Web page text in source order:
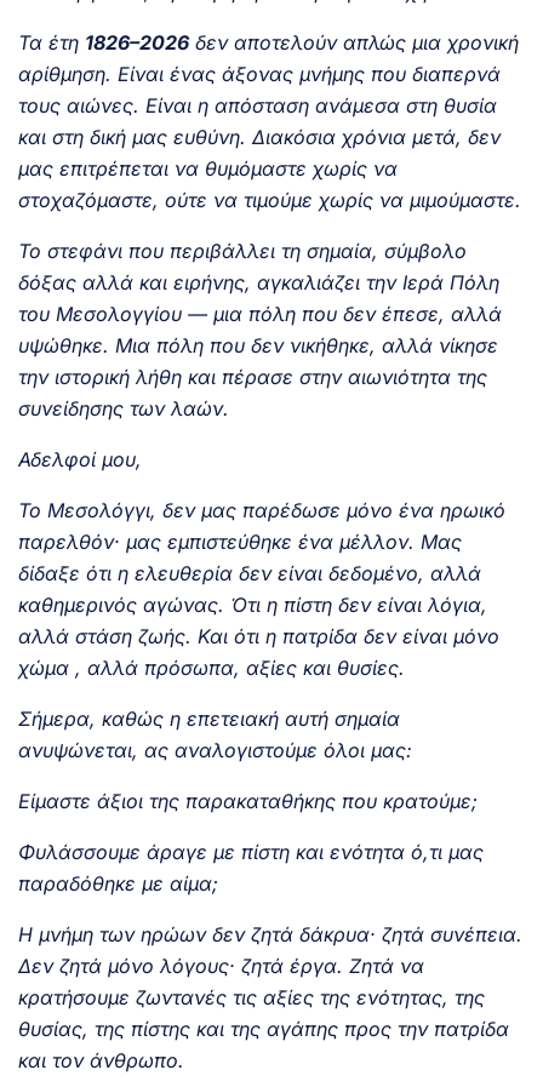
Τα έτη 1826–2026δεν αποτελούν απλώς μια χρονική
αρίθμηση. Είναι ένας άξονας μνήμης που διαπερνά
τους αιώνες. Είναι η απόσταση ανάμεσα στη θυσία
και στη δική μας ευθύνη. Διακόσια χρόνια μετά, δεν
μας επιτρέπεται να θυμόμαστε χωρίς να
στοχαζόμαστε, ούτε να τιμούμε χωρίς να μιμούμαστε.
Το στεφάνι που περιβάλλει τη σημαία, σύμβολο
δόξας αλλά και ειρήνης, αγκαλιάζει την Ιερά Πόλη
του Μεσολογγίου — μια πόλη που δεν έπεσε, αλλά
υψώθηκε. Μια πόλη που δεν νικήθηκε, αλλά νίκησε
την ιστορική λήθη και πέρασε στην αιωνιότητα της
συνείδησης των λαών.
Αδελφοί μου,
Το Μεσολόγγι, δεν μας παρέδωσε μόνο ένα ηρωικό
παρελθόν· μας εμπιστεύθηκε ένα μέλλον. Μας
δίδαξε ότι η ελευθερία δεν είναι δεδομένο, αλλά
καθημερινός αγώνας. Ότι η πίστη δεν είναι λόγια,
αλλά στάση ζωής. Και ότι η πατρίδα δεν είναι μόνο
χώμα , αλλά πρόσωπα, αξίες και θυσίες.
Σήμερα, καθώς η επετειακή αυτή σημαία
ανυψώνεται, ας αναλογιστούμε όλοι μας:
Είμαστε άξιοι της παρακαταθήκης που κρατούμε;
Φυλάσσουμε άραγε με πίστη και ενότητα ό,τι μας
παραδόθηκε με αίμα;
Η μνήμη των ηρώων δεν ζητά δάκρυα· ζητά συνέπεια.
Δεν ζητά μόνο λόγους· ζητά έργα. Ζητά να
κρατήσουμε ζωντανές τις αξίες της ενότητας, της
θυσίας, της πίστης και της αγάπης προς την πατρίδα
και τον άνθρωπο.